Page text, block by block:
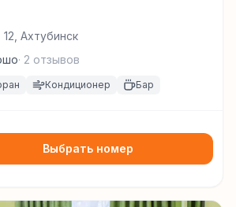
Ахтубинск
· 2 отзывов
Кондиционер Бар
Выбрать номер